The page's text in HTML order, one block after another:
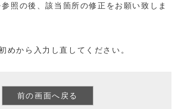
照の後、該当箇所の修正をお願い致しま
めから入力し直してください。